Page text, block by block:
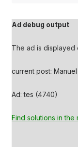
Ad debug output
The ad is displayed
current post:
Ad: tes (4740)
Find solutions in the